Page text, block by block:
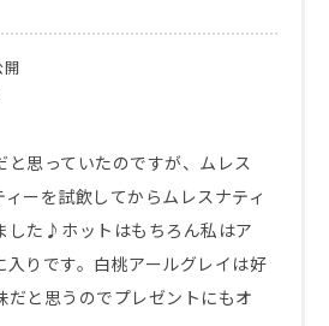
開
と思っていたのですが、ムレス
ーを試飲してからムレスナティ
した♪ホットはもちろん私はア
入りです。白桃アールグレイは好
だと思うのでプレゼントにもオ